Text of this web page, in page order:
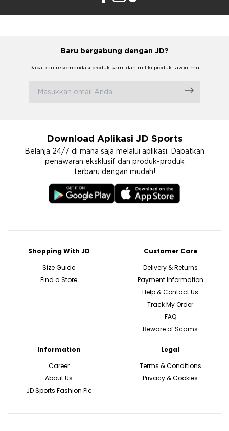
Baru bergabung dengan JD?
Dapatkan rekomendasi produk kami dan miliki produk favoritmu.
Download Aplikasi JD Sports
Belanja 24/7 di mana saja melalui aplikasi. Dapatkan
penawaran eksklusif dan produk-produk
terbaru dengan mudah!
Shopping With JD
Size Guide
Find a Store
Customer Care
Delivery & Returns
Payment Information
Help & Contact Us
Track My Order
FAQ
Beware of Scams
Information
Career
About Us
JD Sports Fashion Plc
Legal
Terms & Conditions
Privacy & Cookies